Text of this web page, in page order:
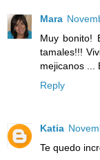
Mara
Muy bonito!
tamales!!!
mejicanos ...
Reply
Katia
Te quedo